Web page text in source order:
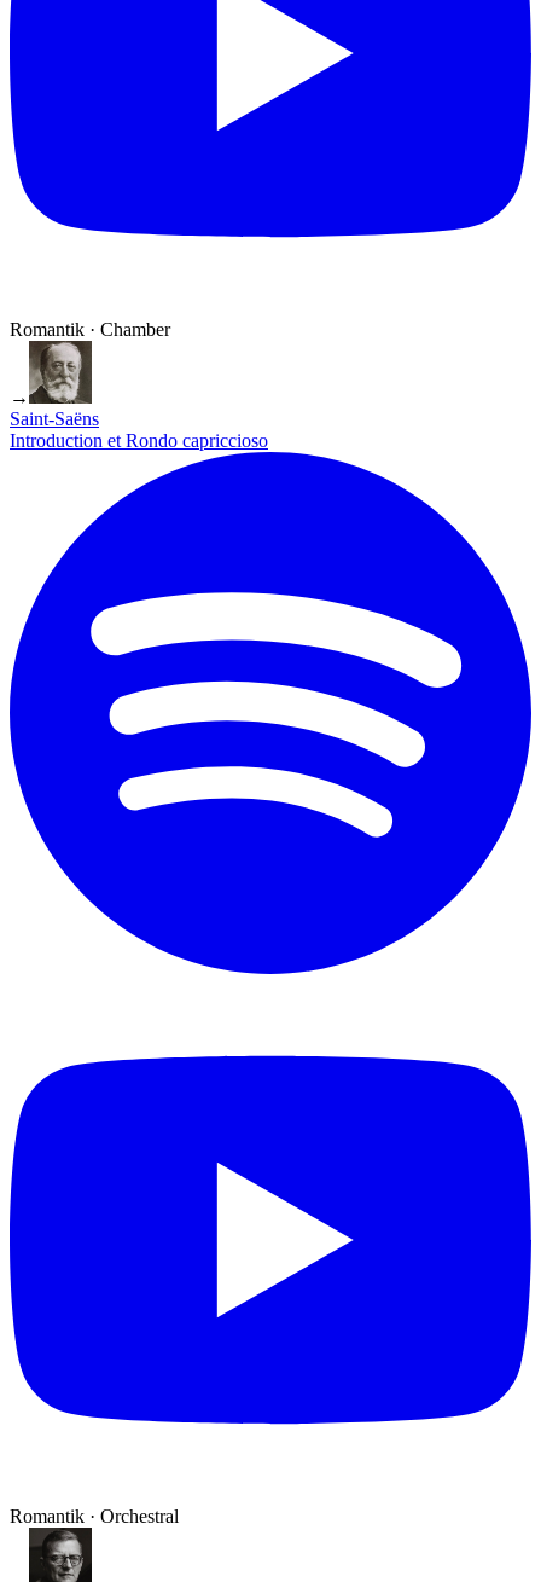
Romantik · Chamber
→
Saint-Saëns
Introduction et Rondo capriccioso
Romantik · Orchestral